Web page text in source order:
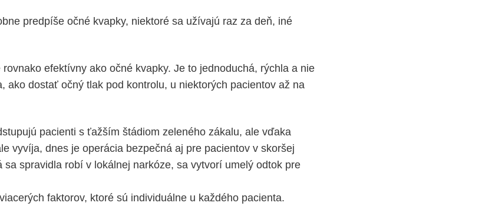
predpíše očné kvapky, niektoré sa užívajú raz za deň, iné
efektívny ako očné kvapky. Je to jednoduchá, rýchla a nie
ako dostať očný tlak pod kontrolu, u niektorých pacientov až na
pacienti s ťažším štádiom zeleného zákalu, ale vďaka
vyvíja, dnes je operácia bezpečná aj pre pacientov v skoršej
sa spravidla robí v lokálnej narkóze, sa vytvorí umelý odtok pre
faktorov, ktoré sú individuálne u každého pacienta.